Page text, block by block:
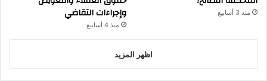
منذ 3 أسابيع
وإجراءات التقاضي
منذ 4 أسابيع
اظهر المزيد